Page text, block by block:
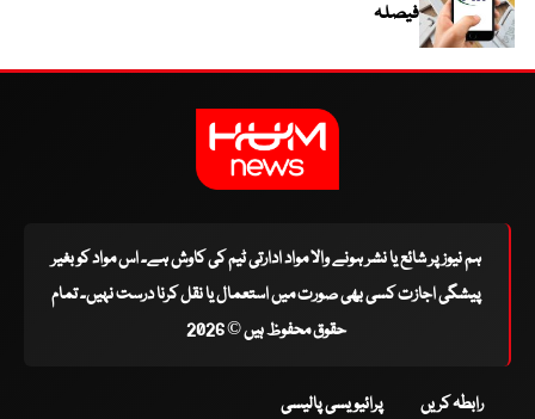
فیصلہ
ہم نیوز پر شائع یا نشر ہونے والا مواد ادارتی ٹیم کی کاوش ہے۔ اس مواد کو بغیر
پیشگی اجازت کسی بھی صورت میں استعمال یا نقل کرنا درست نہیں۔ تمام
حقوق محفوظ ہیں © 2026
رابطہ کریں پرائیویسی پالیسی